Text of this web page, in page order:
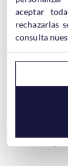
web
ambicioso y
aceptar
rechazarlas
consulta